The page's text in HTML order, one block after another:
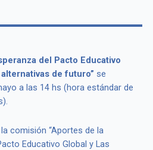
del Pacto Educativo
de futuro” se
a las 14 hs (hora estándar de
comisión “Aportes de la
Educativo Global y Las